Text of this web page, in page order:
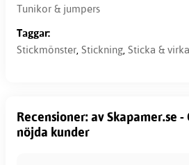
Tunikor & jumpers
Taggar:
Stickmönster, Stickning, Sticka & virka
Recensioner: av Skapamer.se
nöjda kunder